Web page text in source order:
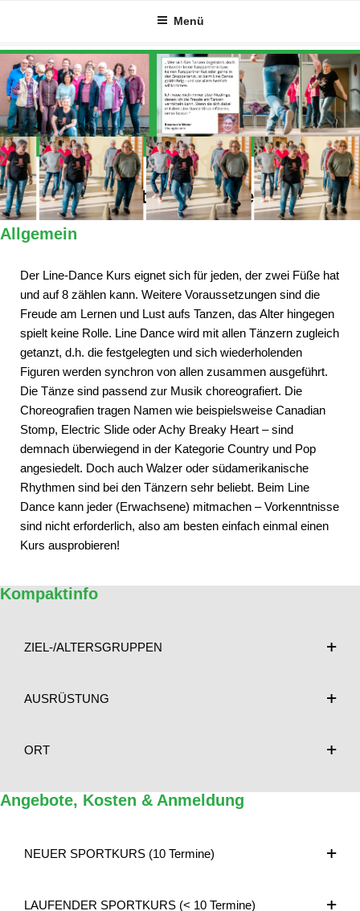
springen
Menü
Alles Wichtige auf einen Blick
Allgemein
Der Line-Dance Kurs eignet sich für jeden, der zwei Füße hat
und auf 8 zählen kann. Weitere Voraussetzungen sind die
Freude am Lernen und Lust aufs Tanzen, das Alter hingegen
spielt keine Rolle. Line Dance wird mit allen Tänzern zugleich
getanzt, d.h. die festgelegten und sich wiederholenden
Figuren werden synchron von allen zusammen ausgeführt.
Die Tänze sind passend zur Musik choreografiert. Die
Choreografien tragen Namen wie beispielsweise Canadian
Stomp, Electric Slide oder Achy Breaky Heart – sind
demnach überwiegend in der Kategorie Country und Pop
angesiedelt. Doch auch Walzer oder südamerikanische
Rhythmen sind bei den Tänzern sehr beliebt. Beim Line
Dance kann jeder (Erwachsene) mitmachen – Vorkenntnisse
sind nicht erforderlich, also am besten einfach einmal einen
Kurs ausprobieren!
Kompaktinfo
ZIEL-/ALTERSGRUPPEN
AUSRÜSTUNG
ORT
Angebote, Kosten & Anmeldung
NEUER SPORTKURS (10 Termine)
LAUFENDER SPORTKURS (< 10 Termine)